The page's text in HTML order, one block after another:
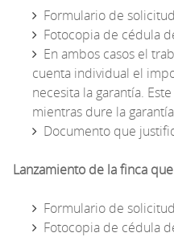
Formulario de
Fotocopia de cédula
En ambos casos el
cuenta individual el
necesita la garantía.
mientras dure la
Documento que
Lanzamiento de la finca
Formulario de
Fotocopia de cédula